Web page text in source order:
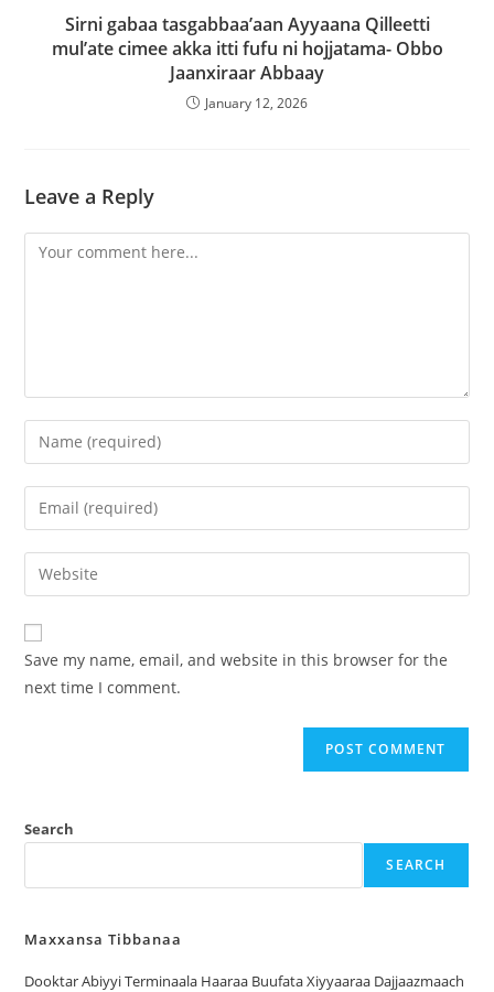
Sirni gabaa tasgabbaa’aan Ayyaana Qilleetti
mul’ate cimee akka itti fufu ni hojjatama- Obbo
Jaanxiraar Abbaay
January 12, 2026
Leave a Reply
Save my name, email, and website in this browser for the
next time I comment.
Search
SEARCH
Maxxansa Tibbanaa
Dooktar Abiyyi Terminaala Haaraa Buufata Xiyyaaraa Dajjaazmaach